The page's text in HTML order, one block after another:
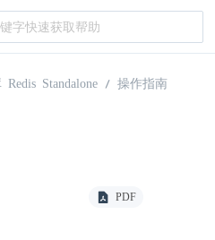
Standalone
操作指南
PDF